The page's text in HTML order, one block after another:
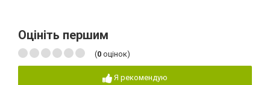
Оцініть першим
(0 оцінок)
Я рекомендую